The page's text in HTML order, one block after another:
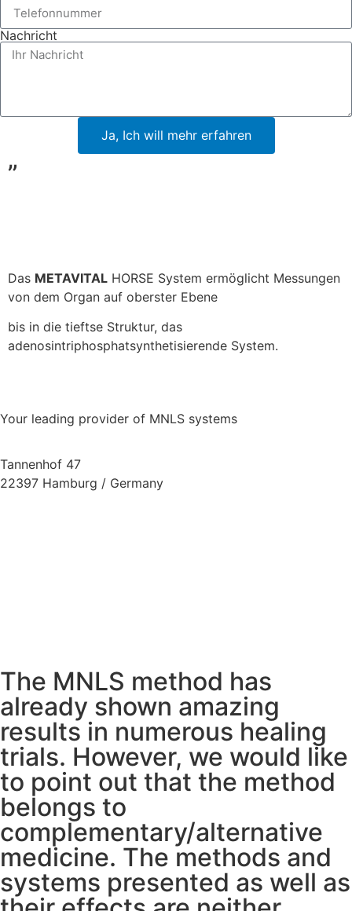
Nachricht
Ja, Ich will mehr erfahren
”
Das METAVITAL HORSE System ermöglicht Messungen
von dem Organ auf oberster Ebene
bis in die tieftse Struktur, das
adenosintriphosphatsynthetisierende System.
Your leading provider of MNLS systems
Tannenhof 47
22397 Hamburg / Germany
The MNLS method has
already shown amazing
results in numerous healing
trials. However, we would like
to point out that the method
belongs to
complementary/alternative
medicine. The methods and
systems presented as well as